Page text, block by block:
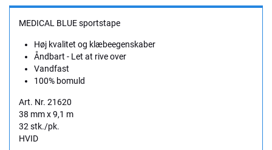
MEDICAL BLUE sportstape
Høj kvalitet og klæbeegenskaber
Åndbart - Let at rive over
Vandfast
100% bomuld
Art. Nr. 21620
38 mm x 9,1 m
32 stk./pk.
HVID